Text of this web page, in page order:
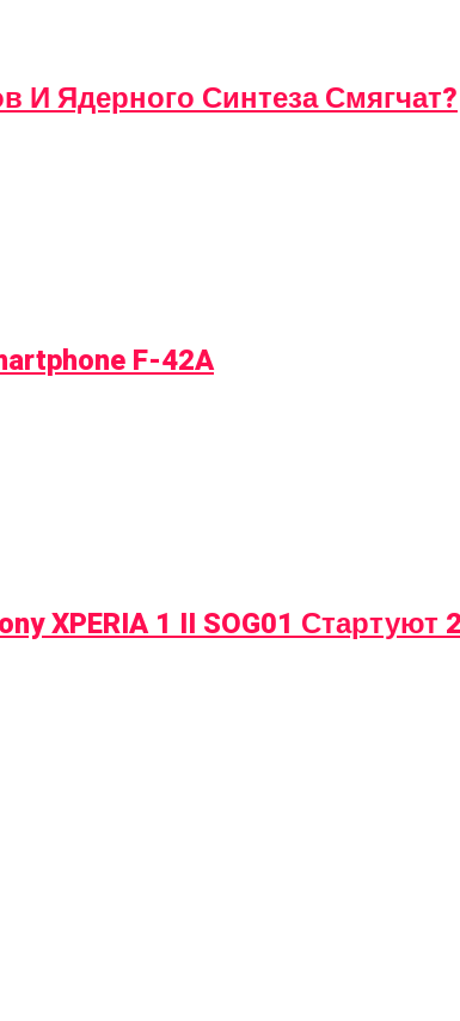
Ядерного Синтеза Смягчат?
F-42A
XPERIA 1 II SOG01 Стартуют